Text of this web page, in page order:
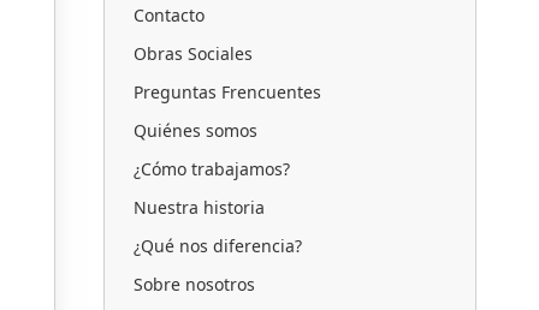
Contacto
Obras Sociales
Preguntas Frencuentes
Quiénes somos
¿Cómo trabajamos?
Nuestra historia
¿Qué nos diferencia?
Sobre nosotros